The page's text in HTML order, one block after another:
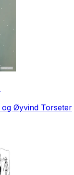
og Øyvind Torseter